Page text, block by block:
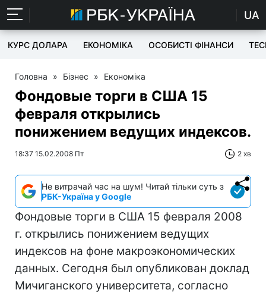
UA
КУРС ДОЛАРА ЕКОНОМІКА ОСОБИСТІ ФІНАНСИ
Головна » Бізнес » Економіка
Фондовые торги в США 15
февраля открылись
понижением ведущих индексов.
18:37 15.02.2008 Пт 2 хв
Не витрачай час на шум! Читай тільки суть з
РБК-Україна у Google
Фондовые торги в США 15 февраля 2008
г. открылись понижением ведущих
индексов на фоне макроэкономических
данных. Сегодня был опубликован доклад
Мичиганского университета, согласно